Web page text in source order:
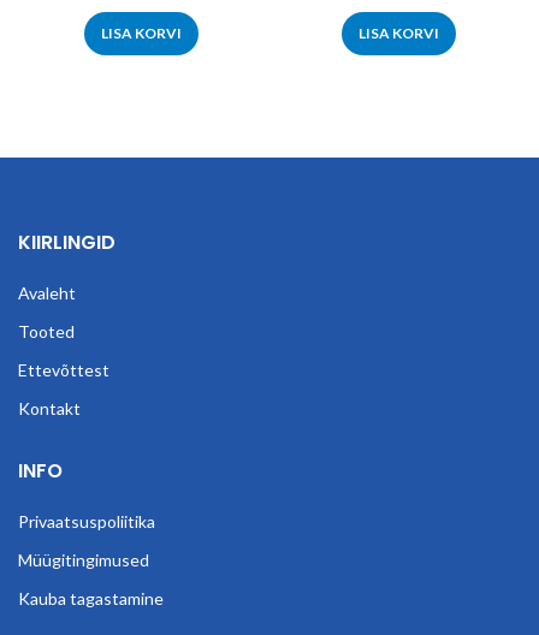
LISA KORVI LISA KORVI
KIIRLINGID
Avaleht
Tooted
Ettevõttest
Kontakt
INFO
Privaatsuspoliitika
Müügitingimused
Kauba tagastamine